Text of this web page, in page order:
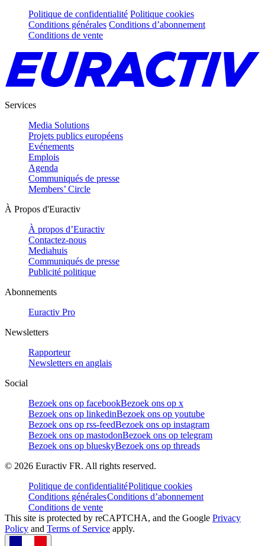
Politique de confidentialité Politique cookies
Conditions générales Conditions d’abonnement
Conditions de vente
Services
Media Solutions
Projets publics européens
Evénements
Emplois
Agenda
Communiqués de presse
Members’ Circle
À Propos d'Euractiv
À propos d’Euractiv
Contactez-nous
Mediahuis
Communiqués de presse
Publicité politique
Abonnements
Euractiv Pro
Newsletters
Rapporteur
Newsletters en anglais
Social
Bezoek ons op facebookBezoek ons op x
Bezoek ons op linkedinBezoek ons op youtube
Bezoek ons op rss-feedBezoek ons op instagram
Bezoek ons op mastodonBezoek ons op telegram
Bezoek ons op blueskyBezoek ons op threads
© 2026 Euractiv FR. All rights reserved.
Politique de confidentialitéPolitique cookies
Conditions généralesConditions d’abonnement
Conditions de vente
This site is protected by reCAPTCHA, and the Google Privacy
Policy and Terms of Service apply.